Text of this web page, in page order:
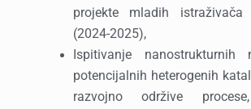
projekte mladih istraživača
(2024-2025),
Ispitivanje nanostrukturnih
potencijalnih heterogenih
razvojno održive